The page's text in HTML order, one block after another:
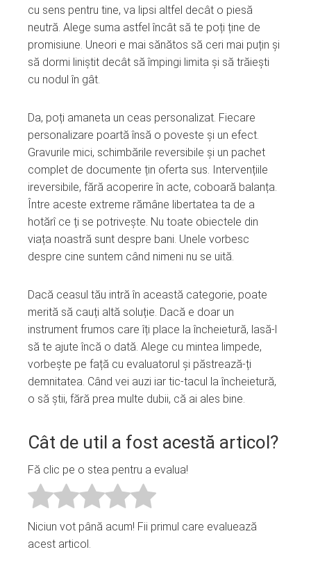
cu sens pentru tine, va lipsi altfel decât o piesă
neutră. Alege suma astfel încât să te poți ține de
promisiune. Uneori e mai sănătos să ceri mai puțin și
să dormi liniștit decât să împingi limita și să trăiești
cu nodul în gât.
Da, poți amaneta un ceas personalizat. Fiecare
personalizare poartă însă o poveste și un efect.
Gravurile mici, schimbările reversibile și un pachet
complet de documente țin oferta sus. Intervențiile
ireversibile, fără acoperire în acte, coboară balanța.
Între aceste extreme rămâne libertatea ta de a
hotărî ce ți se potrivește. Nu toate obiectele din
viața noastră sunt despre bani. Unele vorbesc
despre cine suntem când nimeni nu se uită.
Dacă ceasul tău intră în această categorie, poate
merită să cauți altă soluție. Dacă e doar un
instrument frumos care îți place la încheietură, lasă-l
să te ajute încă o dată. Alege cu mintea limpede,
vorbește pe față cu evaluatorul și păstrează-ți
demnitatea. Când vei auzi iar tic-tacul la încheietură,
o să știi, fără prea multe dubii, că ai ales bine.
Cât de util a fost acestă articol?
Fă clic pe o stea pentru a evalua!
Niciun vot până acum! Fii primul care evaluează
acest articol.